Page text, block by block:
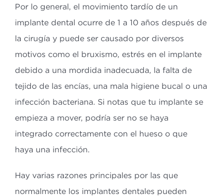
Por lo general, el movimiento tardío de un
implante dental ocurre de 1 a 10 años después de
la cirugía y puede ser causado por diversos
motivos como el bruxismo, estrés en el implante
debido a una mordida inadecuada, la falta de
tejido de las encías, una mala higiene bucal o una
infección bacteriana. Si notas que tu implante se
empieza a mover, podría ser no se haya
integrado correctamente con el hueso o que
haya una infección.
Hay varias razones principales por las que
normalmente los implantes dentales pueden